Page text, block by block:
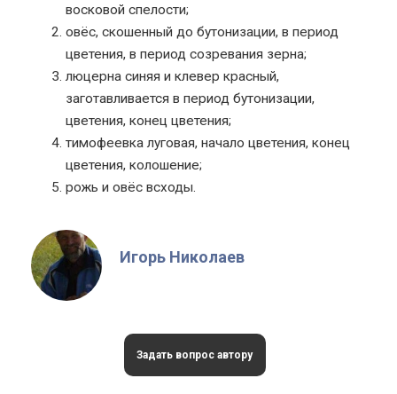
восковой спелости;
овёс, скошенный до бутонизации, в период
цветения, в период созревания зерна;
люцерна синяя и клевер красный,
заготавливается в период бутонизации,
цветения, конец цветения;
тимофеевка луговая, начало цветения, конец
цветения, колошение;
рожь и овёс всходы.
Игорь Николаев
Задать вопрос автору